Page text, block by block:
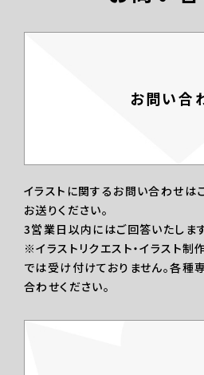
お問い合
イラストに関するお問い合わせは
お送りください。
3営業日以内にはご回答いたします
※イラストリクエスト・イラスト
では受け付けておりません。各種
合わせください。